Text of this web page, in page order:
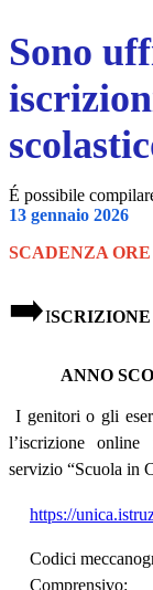
Sono
É possibile
13 gennaio 2026
SCADENZA
➡️ISCRIZIONE
ANNO
I genitori o gli
l’iscrizione
servizio “Scuola in
https://
Codici
Comprensivo: